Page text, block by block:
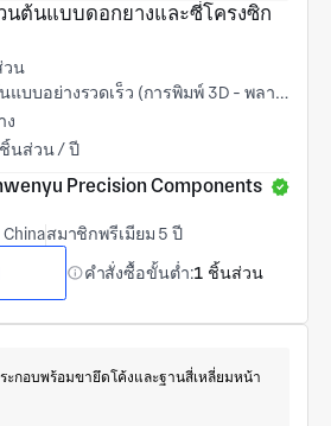
นต้นแบบดอกยางและซี่โครงซิก
น
บบอย่างรวดเร็ว (การพิมพ์ 3D - พลาสติก)
ง
นส่วน / ปี
Precision Components
สมาชิกพรีเมียม 5 ปี
คำสั่งซื้อขั้นต่ำ:1 ชิ้นส่วน